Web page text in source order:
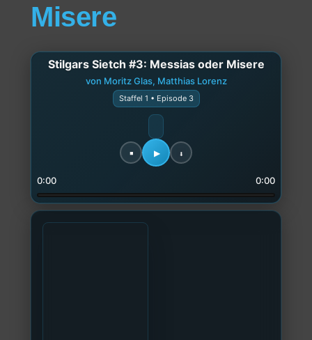
Misere
Stilgars Sietch #3: Messias oder Misere
von Moritz Glas, Matthias Lorenz
Staffel 1 • Episode 3
0:00 0:00